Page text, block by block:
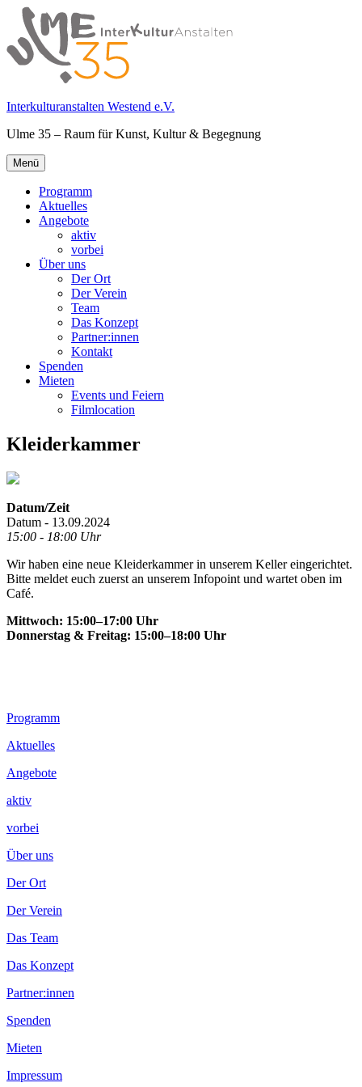
Springe
zum
Inhalt
Interkulturanstalten Westend e.V.
Ulme 35 – Raum für Kunst, Kultur & Begegnung
Primäres
Menü
Menü
Programm
Aktuelles
Angebote
aktiv
vorbei
Über uns
Der Ort
Der Verein
Team
Das Konzept
Partner:innen
Kontakt
Spenden
Mieten
Events und Feiern
Filmlocation
Kleiderkammer
Datum/Zeit
Datum - 13.09.2024
15:00 - 18:00 Uhr
Wir haben eine neue Kleiderkammer in unserem Keller eingerichtet.
Bitte meldet euch zuerst an unserem Infopoint und wartet oben im
Café.
Mittwoch: 15:00–17:00 Uhr
Donnerstag & Freitag: 15:00–18:00 Uhr
Footer
Inhalt
Programm
Aktuelles
Angebote
aktiv
vorbei
Über uns
Der Ort
Der Verein
Das Team
Das Konzept
Partner:innen
Spenden
Mieten
Impressum